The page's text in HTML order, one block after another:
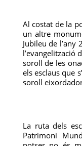
Al costat de la
un altre
Jubileu de l’any
l’evangelització
soroll de les
els esclaus que
soroll
La ruta dels
Patrimoni